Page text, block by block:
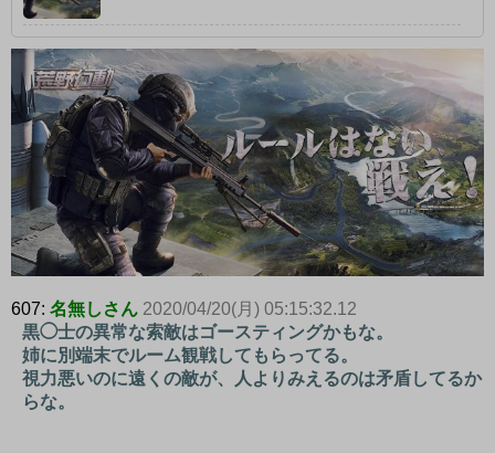
607: 名無しさん 2020/04/20(月) 05:15:32.12
黒◯士の異常な索敵はゴースティングかもな。
姉に別端末でルーム観戦してもらってる。
視力悪いのに遠くの敵が、人よりみえるのは矛盾してるか
らな。